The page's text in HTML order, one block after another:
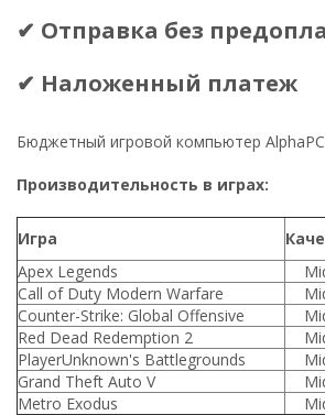
✔ Отправка без
✔ Наложенный платеж
Бюджетный игровой компьютер
Производительность в играх:
Игра
Apex Legends
Call of Duty Modern Warfare
Counter-Strike: Global Offensive
Red Dead Redemption 2
PlayerUnknown's Battlegrounds
Grand Theft Auto V
Metro Exodus